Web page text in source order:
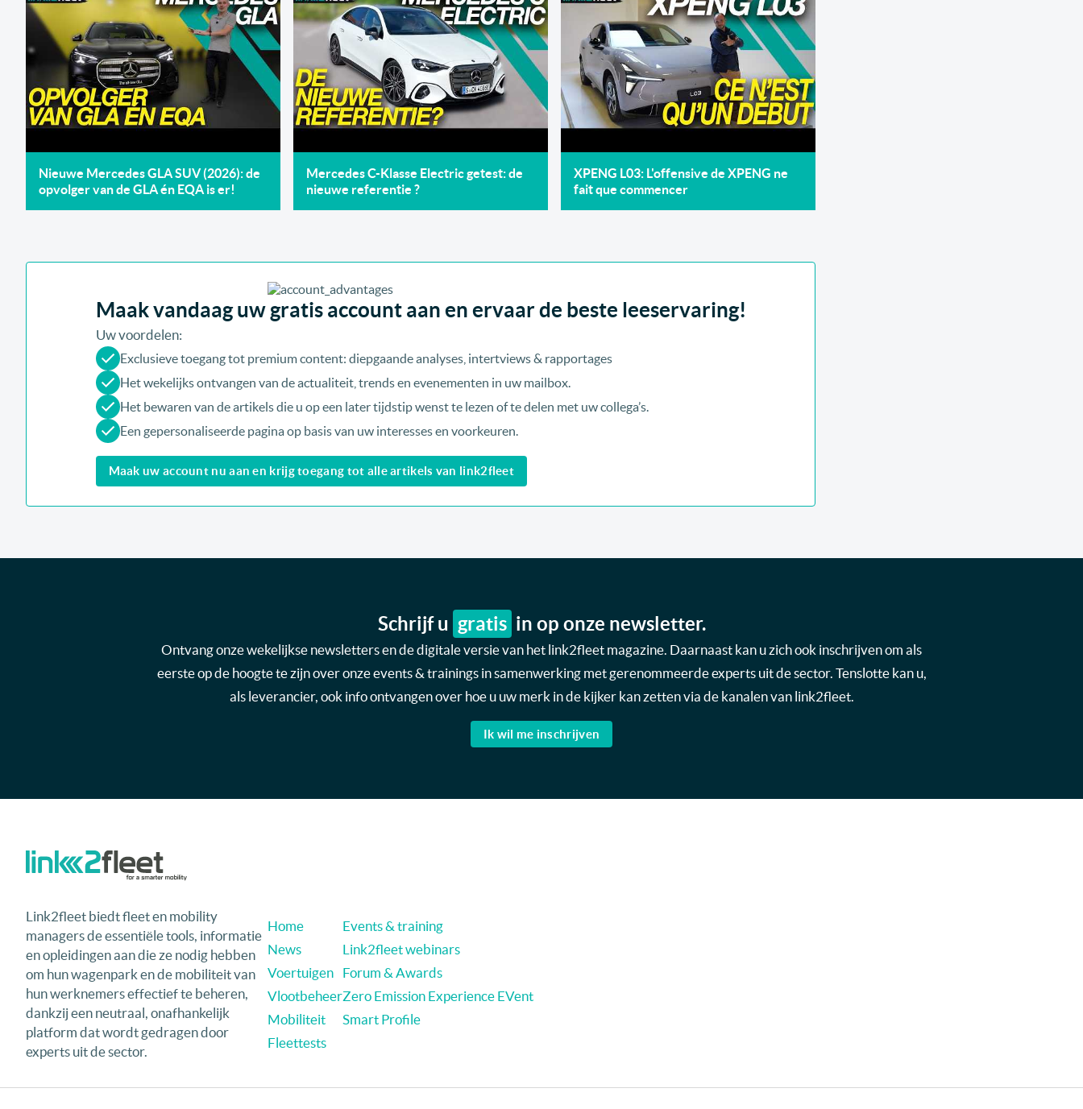
Nieuwe Mercedes GLA SUV (2026): de
opvolger van de GLA én EQA is er!
Mercedes C-Klasse Electric getest: de
nieuwe referentie ?
XPENG L03: L'offensive de XPENG ne
fait que commencer
Maak vandaag uw gratis account aan en ervaar de beste leeservaring!
Uw voordelen:
Exclusieve toegang tot premium content: diepgaande analyses, intertviews & rapportages
Het wekelijks ontvangen van de actualiteit, trends en evenementen in uw mailbox.
Het bewaren van de artikels die u op een later tijdstip wenst te lezen of te delen met uw collega’s.
Een gepersonaliseerde pagina op basis van uw interesses en voorkeuren.
Maak uw account nu aan en krijg toegang tot alle artikels van link2fleet
Schrijf u gratis in op onze newsletter.
Ontvang onze wekelijkse newsletters en de digitale versie van het link2fleet magazine. Daarnaast kan u zich ook inschrijven om als
eerste op de hoogte te zijn over onze events & trainings in samenwerking met gerenommeerde experts uit de sector. Tenslotte kan u,
als leverancier, ook info ontvangen over hoe u uw merk in de kijker kan zetten via de kanalen van link2fleet.
Ik wil me inschrijven
Link2fleet biedt fleet en mobility
managers de essentiële tools, informatie
en opleidingen aan die ze nodig hebben
om hun wagenpark en de mobiliteit van
hun werknemers effectief te beheren,
dankzij een neutraal, onafhankelijk
platform dat wordt gedragen door
experts uit de sector.
Home
News
Voertuigen
Vlootbeheer
Mobiliteit
Fleettests
Events & training
Link2fleet webinars
Forum & Awards
Zero Emission Experience EVent
Smart Profile